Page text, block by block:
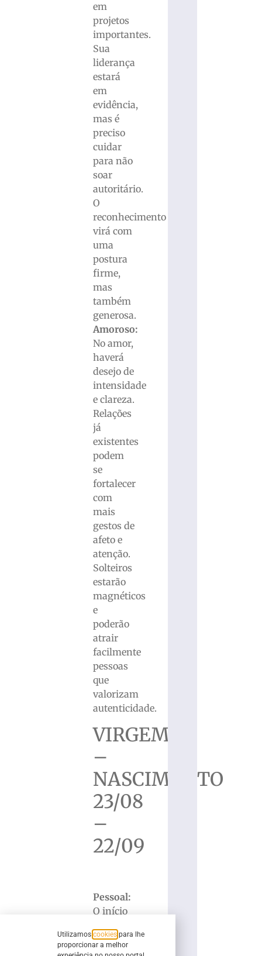
em
projetos
importantes.
Sua
liderança
estará
em
evidência,
mas é
preciso
cuidar
para não
soar
autoritário.
O
reconhecimento
virá com
uma
postura
firme,
mas
também
generosa.
Amoroso:
No amor,
haverá
desejo de
intensidade
e clareza.
Relações
já
existentes
podem
se
fortalecer
com
mais
gestos de
afeto e
atenção.
Solteiros
estarão
magnéticos
e
poderão
atrair
facilmente
pessoas
que
valorizam
autenticidade.
VIRGEM
–
NASCIMENTO
23/08
–
22/09
Pessoal:
O início
semana
trará
Utilizamos cookies para lhe
proporcionar a melhor